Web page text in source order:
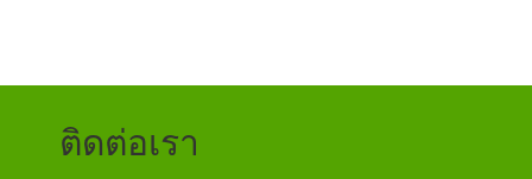
ติดต่อเรา